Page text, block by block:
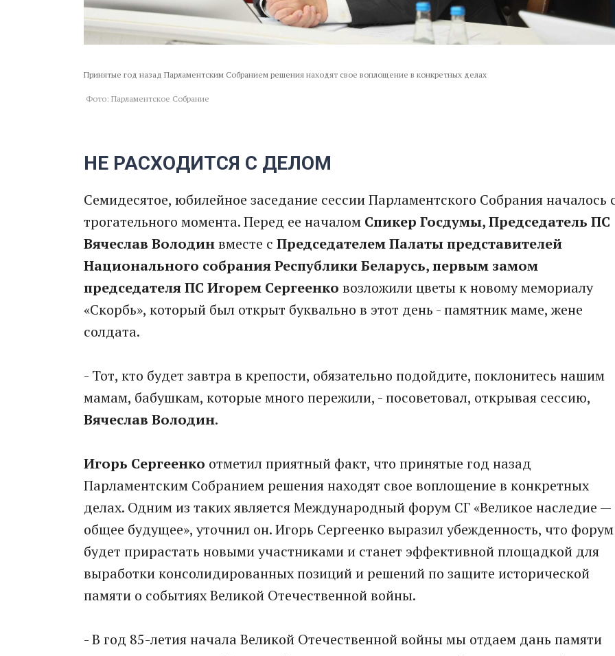
Принятые год назад Парламентским Собранием решения находят свое воплощение в конкретных делах
Фото: Парламентское Собрание
НЕ РАСХОДИТСЯ С ДЕЛОМ
Семидесятое, юбилейное заседание сессии Парламентского Собрания началось
трогательного момента. Перед ее началом Спикер Госдумы, Председатель ПС
Вячеслав Володинвместе с Председателем Палаты представителей
Национального собрания Республики Беларусь, первым замом
председателя ПС Игорем Сергеенко возложили цветы к новому мемориалу
«Скорбь», который был открыт буквально в этот день - памятник маме, жене
солдата.
- Тот, кто будет завтра в крепости, обязательно подойдите, поклонитесь нашим
мамам, бабушкам, которые много пережили, - посоветовал, открывая сессию,
Вячеслав Володин.
Игорь Сергеенко отметил приятный факт, что принятые год назад
Парламентским Собранием решения находят свое воплощение в конкретных
делах. Одним из таких является Международный форум СГ «Великое наследие —
общее будущее», уточнил он. Игорь Сергеенко выразил убежденность, что форум
будет прирастать новыми участниками и станет эффективной площадкой для
выработки консолидированных позиций и решений по защите исторической
памяти о событиях Великой Отечественной войны.
- В год 85-летия начала Великой Отечественной войны мы отдаем дань памяти